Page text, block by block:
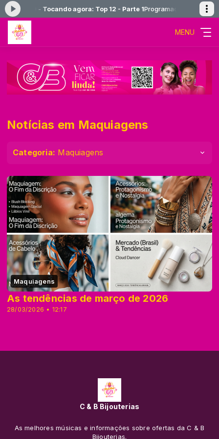
às 23:59 - Tocando agora: Top 12 - Parte 1 Programação Musical
MENU
Notícias em Maquiagens
Categoria: Maquiagens
Maquiagens
28/03/2026 • 12:17
As tendências de março de 2026
C & B Bijouterias
As melhores músicas e informações sobre ofertas da C & B
Bijouterias.